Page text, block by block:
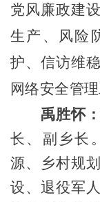
党风廉政建
生产、风险
护、信访维
网络安全管
禹胜怀 ：
长、副乡长
源、
乡村规
设、退役军